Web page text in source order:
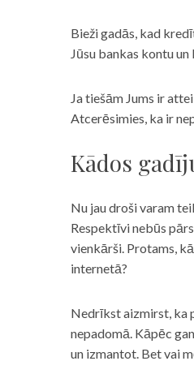
Bieži gadās, kad
Jūsu bankas kontu
Ja tiešām Jums ir
Atcerēsimies, ka ir
Kādos
Nu jau droši varam
Respektīvi nebūs
vienkārši. Protams,
internetā?
Nedrīkst aizmirst, ka
nepadomā. Kāpēc
un izmantot. Bet vai